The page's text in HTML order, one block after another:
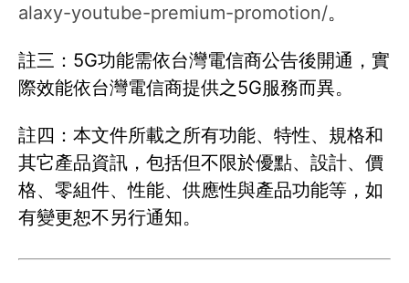
alaxy-youtube-premium-promotion/。
註三：5G功能需依台灣電信商公告後開通，實
際效能依台灣電信商提供之5G服務而異。
註四：本文件所載之所有功能、特性、規格和
其它產品資訊，包括但不限於優點、設計、價
格、零組件、性能、供應性與產品功能等，如
有變更恕不另行通知。